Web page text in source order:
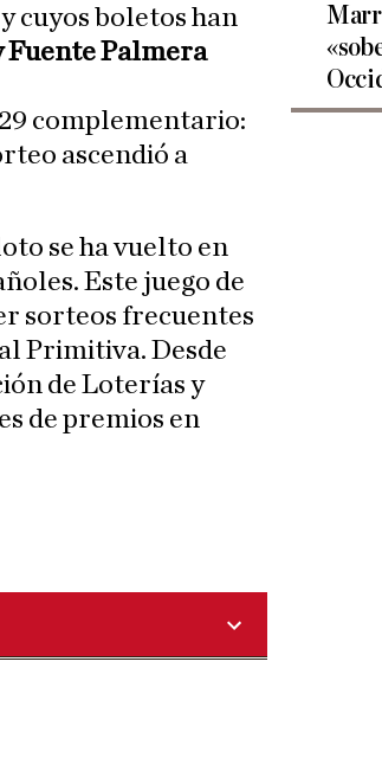
cuyos boletos han
Palmera
29 complementario:
ascendió a
se ha vuelto en
Este juego de
sorteos frecuentes
Primitiva. Desde
de Loterías y
de premios en